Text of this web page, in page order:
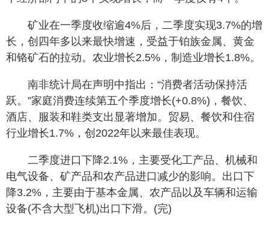
矿业在一季度收缩逾4%后，二季度实现3.7%的增
长，创四年多以来最快增速，受益于铂族金属、黄金
和铬矿石的拉动。农业增长2.5%，制造业增长1.8%。
南非统计局在声明中指出：“消费者活动保持活
跃。”家庭消费连续第五个季度增长(+0.8%)，餐饮、
酒店、服装和鞋类支出显著增加。贸易、餐饮和住宿
行业增长1.7%，创2022年以来最佳表现。
二季度进口下降2.1%，主要受化工产品、机械和
电气设备、矿产品和农产品进口减少的影响。出口下
降3.2%，主要由于基本金属、农产品以及车辆和运输
设备(不含大型飞机)出口下滑。(完)